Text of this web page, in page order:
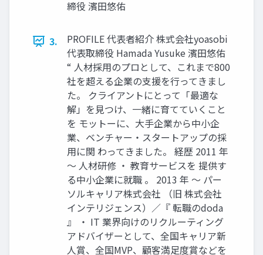
締役 濱⽥悠佑
3.
PROFILE 代表者紹介 株式会社yoasobi
代表取締役 Hamada Yusuke 濱⽥悠佑
“ ⼈材採⽤のプロとして、これまで800
社を超える企業の⽀援を⾏ってきまし
た。 クライアントにとって「最適な
解」を⾒つけ、⼀緒に育てていくこと
を モットーに、⼤⼿企業から中⼩企
業、ベンチャー‧スタートアップの採
⽤に関 わってきました。 経歴 2011 年
〜 ⼈材研修 ‧ 教育サービスを 提供す
る中⼩企業に就職 。 2013 年 〜 パー
ソルキャリア株式会社 （旧 株式会社
インテリジェンス）∕『 転職のdoda
』 ‧ IT 業界向けのリクルーティング
アドバイザーとして、全国キャリア新
⼈賞、全国MVP、顧客満⾜度賞などを